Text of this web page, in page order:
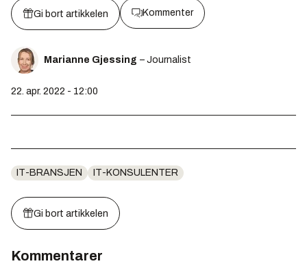
Gi bort artikkelen Kommenter
Marianne Gjessing – Journalist
22. apr. 2022 - 12:00
IT-BRANSJEN IT-KONSULENTER
Gi bort artikkelen
Kommentarer